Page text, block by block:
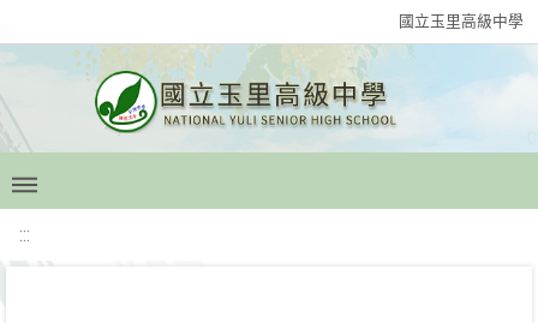
國立玉里高級中學
:::